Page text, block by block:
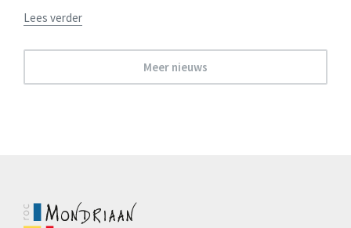
Lees verder
Meer nieuws